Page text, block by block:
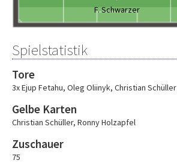
F. Schwarzer
Spielstatistik
Tore
3x Ejup Fetahu, Oleg Oliinyk, Christian Schüller
Gelbe Karten
Christian Schüller, Ronny Holzapfel
Zuschauer
75